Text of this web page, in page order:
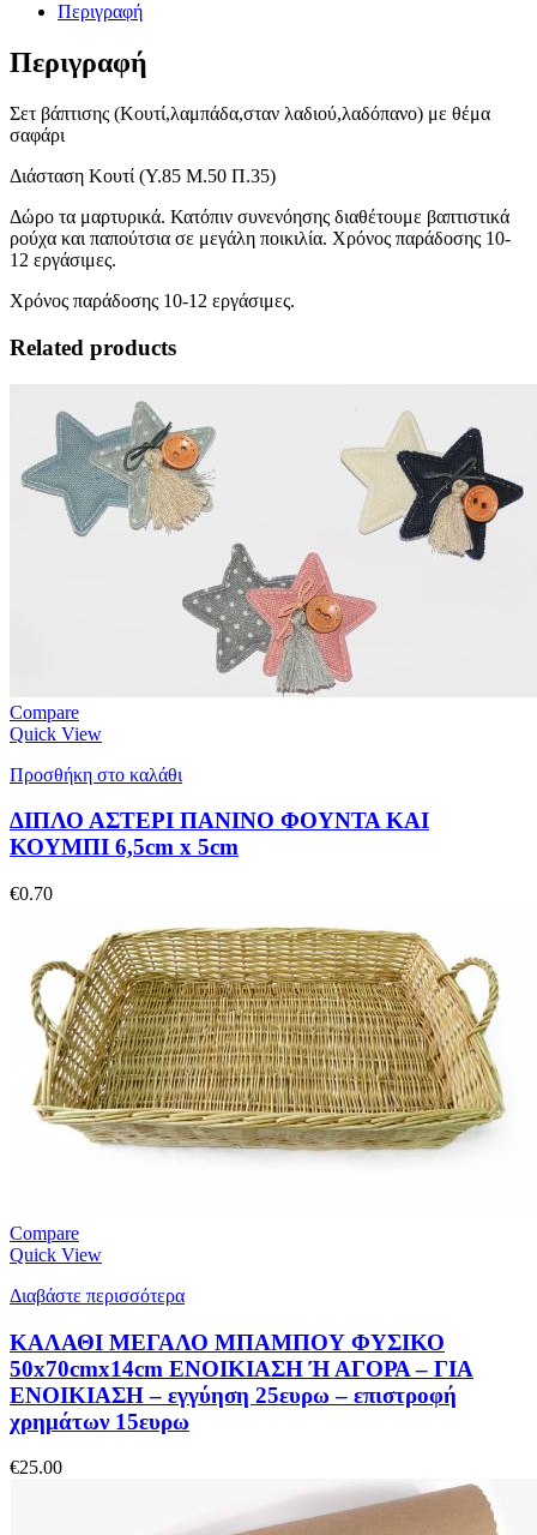
Περιγραφή
Περιγραφή
Σετ βάπτισης (Κουτί,λαμπάδα,σταν λαδιού,λαδόπανο) με θέμα
σαφάρι
Διάσταση Κουτί (Υ.85 Μ.50 Π.35)
Δώρο τα μαρτυρικά. Κατόπιν συνενόησης διαθέτουμε βαπτιστικά
ρούχα και παπούτσια σε μεγάλη ποικιλία. Χρόνος παράδοσης 10-
12 εργάσιμες.
Χρόνος παράδοσης 10-12 εργάσιμες.
Related products
Compare
Quick View
Προσθήκη στο καλάθι
ΔΙΠΛΟ ΑΣΤΕΡΙ ΠΑΝΙΝΟ ΦΟΥΝΤΑ ΚΑΙ
ΚΟΥΜΠΙ 6,5cm x 5cm
€0.70
Compare
Quick View
Διαβάστε περισσότερα
ΚΑΛΑΘΙ ΜΕΓΑΛΟ ΜΠΑΜΠΟΥ ΦΥΣΙΚΟ
50x70cmx14cm ΕΝΟΙΚΙΑΣΗ Ή ΑΓΟΡΑ – ΓΙΑ
ΕΝΟΙΚΙΑΣΗ – εγγύηση 25ευρω – επιστροφή
χρημάτων 15ευρω
€25.00